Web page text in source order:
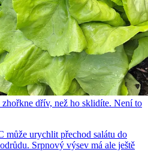
dřív, než ho sklidíte. Není to
může urychlit přechod salátu do
Srpnový výsev má ale ještě